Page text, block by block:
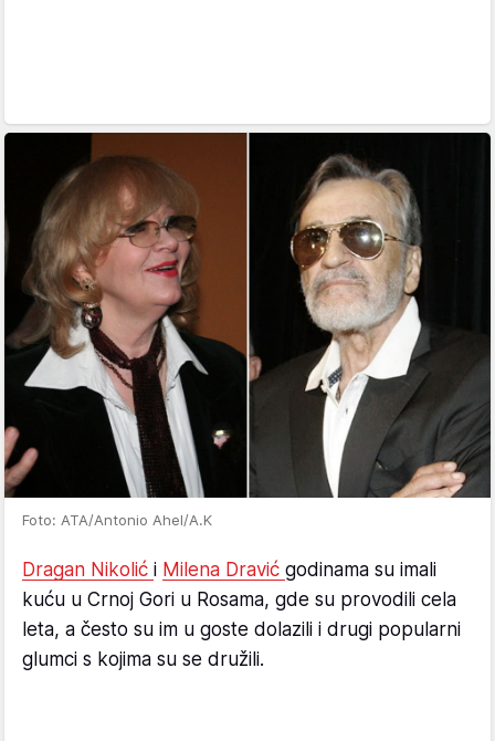
Foto: ATA/Antonio Ahel/A.K
Dragan Nikolić i Milena Dravić godinama su imali
kuću u Crnoj Gori u Rosama, gde su provodili cela
leta, a često su im u goste dolazili i drugi popularni
glumci s kojima su se družili.